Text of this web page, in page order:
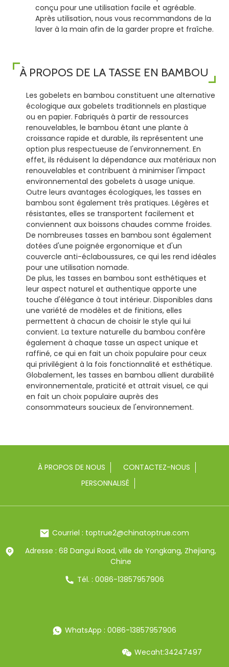
conçu pour une utilisation facile et agréable.
Après utilisation, nous vous recommandons de la
laver à la main afin de la garder propre et fraîche.
À PROPOS DE LA TASSE EN BAMBOU
Les gobelets en bambou constituent une alternative
écologique aux gobelets traditionnels en plastique
ou en papier. Fabriqués à partir de ressources
renouvelables, le bambou étant une plante à
croissance rapide et durable, ils représentent une
option plus respectueuse de l'environnement. En
effet, ils réduisent la dépendance aux matériaux non
renouvelables et contribuent à minimiser l'impact
environnemental des gobelets à usage unique.
Outre leurs avantages écologiques, les tasses en
bambou sont également très pratiques. Légères et
résistantes, elles se transportent facilement et
conviennent aux boissons chaudes comme froides.
De nombreuses tasses en bambou sont également
dotées d'une poignée ergonomique et d'un
couvercle anti-éclaboussures, ce qui les rend idéales
pour une utilisation nomade.
De plus, les tasses en bambou sont esthétiques et
leur aspect naturel et authentique apporte une
touche d'élégance à tout intérieur. Disponibles dans
une variété de modèles et de finitions, elles
permettent à chacun de choisir le style qui lui
convient. La texture naturelle du bambou confère
également à chaque tasse un aspect unique et
raffiné, ce qui en fait un choix populaire pour ceux
qui privilégient à la fois fonctionnalité et esthétique.
Globalement, les tasses en bambou allient durabilité
environnementale, praticité et attrait visuel, ce qui
en fait un choix populaire auprès des
consommateurs soucieux de l'environnement.
À PROPOS DE NOUS
CONTACTEZ-NOUS
PERSONNALISÉ
Courriel : toptrue2@chinatoptrue.com
Adresse : 68 Dangui Road, ville de Yongkang, Zhejiang,
Chine
Tél. : 0086-13857957906
WhatsApp : 0086-13857957906
Wecaht:34247497